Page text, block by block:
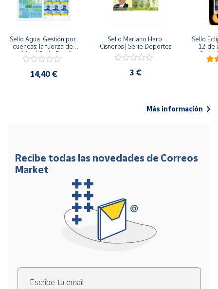
Sello Agua. Gestión por
cuencas: la fuerza de
una idea.| Serie España
ES| Pliego Premium
14,40 €
Sello Mariano Haro
Cisneros | Serie Deportes
3 €
Sello
12 de
Serie
Más información
Recibe todas las novedades de Correos
Market
Escribe tu email